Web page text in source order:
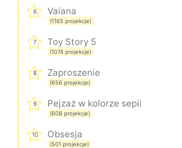
6 Vaiana
(1165 projekcje)
7 Toy Story 5
(1074 projekcje)
8 Zaproszenie
(656 projekcje)
9 Pejzaż w kolorze sepii
(608 projekcje)
10 Obsesja
(501 projekcje)